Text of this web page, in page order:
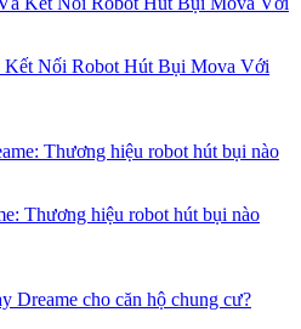
Nối Robot Hút Bụi Mova Với
Thương hiệu robot hút bụi nào